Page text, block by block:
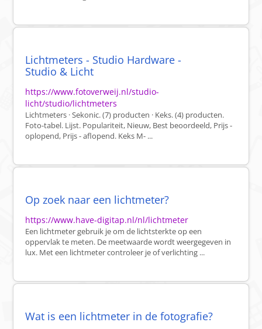
Lichtmeters - Studio Hardware -
Studio & Licht
https://www.fotoverweij.nl/studio-
licht/studio/lichtmeters
Lichtmeters · Sekonic. (7) producten · Keks. (4) producten.
Foto-tabel. Lijst. Populariteit, Nieuw, Best beoordeeld, Prijs -
oplopend, Prijs - aflopend. Keks M- ...
Op zoek naar een lichtmeter?
https://www.have-digitap.nl/nl/lichtmeter
Een lichtmeter gebruik je om de lichtsterkte op een
oppervlak te meten. De meetwaarde wordt weergegeven in
lux. Met een lichtmeter controleer je of verlichting ...
Wat is een lichtmeter in de fotografie?